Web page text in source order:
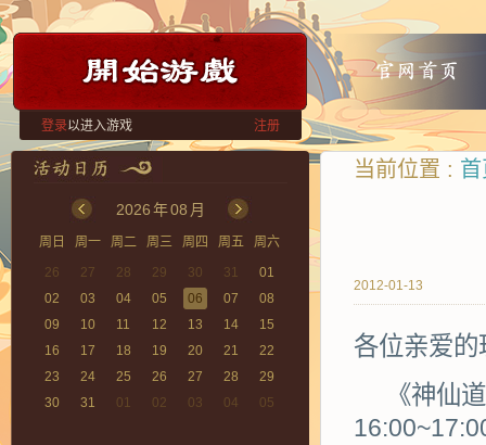
登录以进入游戏 注册
2026年08 月
周日 周一 周二 周三 周四 周五
周六
26
27 28 29 30 31
01
02
03 04 05 06 07
08
09
10 11 12 13 14
15
16
17 18 19 20 21
22
23
24 25 26 27 28
29
30
31 01 02 03 04 05
当前位置 :
2012-01-13
各位亲爱的
《神仙道